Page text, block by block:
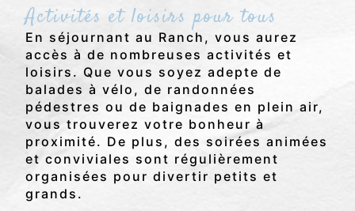
Activités et loisirs pour tous
En séjournant au Ranch, vous aurez
accès à de nombreuses activités et
loisirs. Que vous soyez adepte de
balades à vélo, de randonnées
pédestres ou de baignades en plein air,
vous trouverez votre bonheur à
proximité. De plus, des soirées animées
et conviviales sont régulièrement
organisées pour divertir petits et
grands.